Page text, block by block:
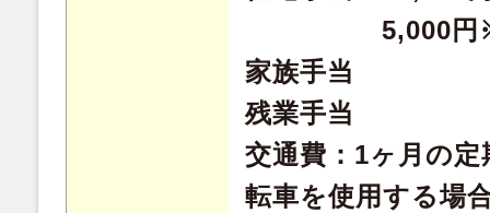
5,000円※
家族手当
残業手当
交通費：1ヶ月の
転車を使用する場